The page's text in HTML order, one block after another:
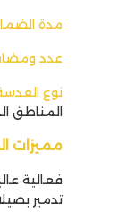
مدة
عدد
نوع
المناطق
مميزات
فعالية
تدمير